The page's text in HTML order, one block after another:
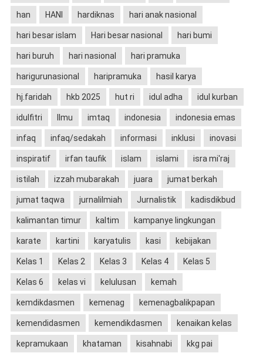
han HANI hardiknas hari anak nasional
hari besar islam Hari besar nasional hari bumi
hari buruh hari nasional hari pramuka
harigurunasional haripramuka hasil karya
hj.faridah hkb 2025 hut ri idul adha idul kurban
idulfitri Ilmu imtaq indonesia indonesia emas
infaq infaq/sedakah informasi inklusi inovasi
inspiratif irfan taufik islam islami isra mi'raj
istilah izzah mubarakah juara jumat berkah
jumat taqwa jurnalilmiah Jurnalistik kadisdikbud
kalimantan timur kaltim kampanye lingkungan
karate kartini karyatulis kasi kebijakan
Kelas 1 Kelas 2 Kelas 3 Kelas 4 Kelas 5
Kelas 6 kelas vi kelulusan kemah
kemdikdasmen kemenag kemenagbalikpapan
kemendidasmen kemendikdasmen kenaikan kelas
kepramukaan khataman kisahnabi kkg pai